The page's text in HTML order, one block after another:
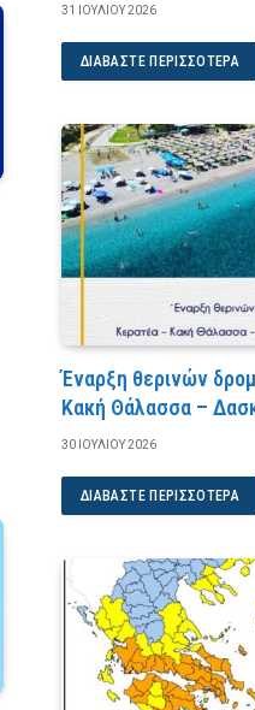
31 ΙΟΥΛΊΟΥ 2026
ΔΙΑΒΆΣΤΕ ΠΕΡΙΣΣΌΤΕΡΑ
Έναρξη θερινών
Κακή Θάλασσα –
30 ΙΟΥΛΊΟΥ 2026
ΔΙΑΒΆΣΤΕ ΠΕΡΙΣΣΌΤΕΡΑ